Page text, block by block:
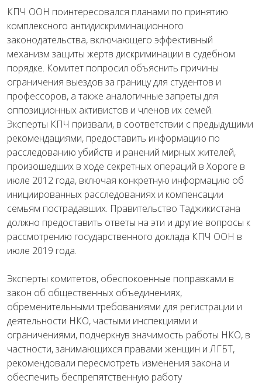
КПЧ ООН поинтересовался планами по принятию
комплексного антидискриминационного
законодательства, включающего эффективный
механизм защиты жертв дискриминации в судебном
порядке. Комитет попросил объяснить причины
ограничения выездов за границу для студентов и
профессоров, а также аналогичные запреты для
оппозиционных активистов и членов их семей.
Эксперты КПЧ призвали, в соответствии с предыдущими
рекомендациями, предоставить информацию по
расследованию убийств и ранений мирных жителей,
произошедших в ходе секретных операций в Хороге в
июле 2012 года, включая конкретную информацию об
инициированных расследованиях и компенсации
семьям пострадавших. Правительство Таджикистана
должно предоставить ответы на эти и другие вопросы к
рассмотрению государственного доклада КПЧ ООН в
июле 2019 года.
Эксперты комитетов, обеспокоенные поправками в
закон об общественных объединениях,
обременительными требованиями для регистрации и
деятельности НКО, частыми инспекциями и
ограничениями, подчеркнув значимость работы НКО, в
частности, занимающихся правами женщин и ЛГБТ,
рекомендовали пересмотреть изменения закона и
обеспечить беспрепятственную работу